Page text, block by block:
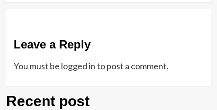
Leave a Reply
You must be logged into post a comment.
Recent post